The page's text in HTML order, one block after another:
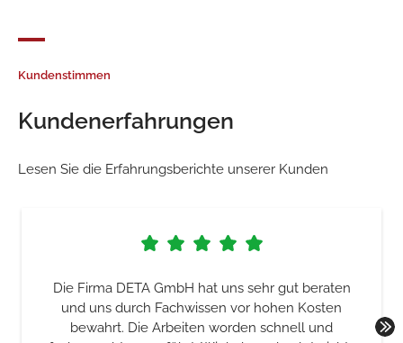
Kundenstimmen
Kundenerfahrungen
Lesen Sie die Erfahrungsberichte unserer Kunden
Die Installation wurde pünktlich im
Zeit- und Finanzierungsrahmen erledigt.
danach war bei Fragen zur Regelung eine